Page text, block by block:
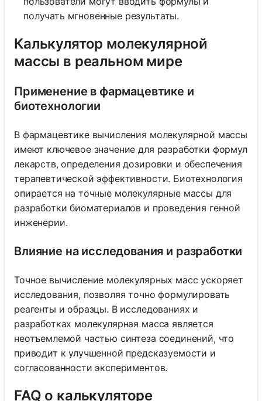
получать мгновенные результаты.
Калькулятор молекулярной
массы в реальном мире
Применение в фармацевтике и
биотехнологии
В фармацевтике вычисления молекулярной массы
имеют ключевое значение для разработки формул
лекарств, определения дозировки и обеспечения
терапевтической эффективности. Биотехнология
опирается на точные молекулярные массы для
разработки биоматериалов и проведения генной
инженерии.
Влияние на исследования и разработки
Точное вычисление молекулярных масс ускоряет
исследования, позволяя точно формулировать
реагенты и образцы. В исследованиях и
разработках молекулярная масса является
неотъемлемой частью синтеза соединений, что
приводит к улучшенной предсказуемости и
согласованности экспериментов.
FAQ о калькуляторе